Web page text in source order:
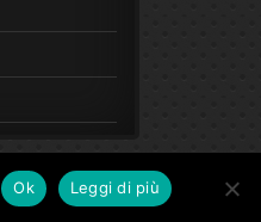
Ok Leggi di più